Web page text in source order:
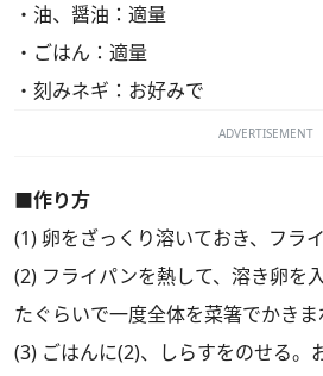
・油、醤油：適量
・ごはん：適量
・刻みネギ：お好みで
ADVERTISEMENT
■作り方
(1) 卵をざっくり溶いておき、フラ
(2) フライパンを熱して、溶き卵を
たぐらいで一度全体を菜箸でかきま
(3) ごはんに(2)、しらすをのせる。